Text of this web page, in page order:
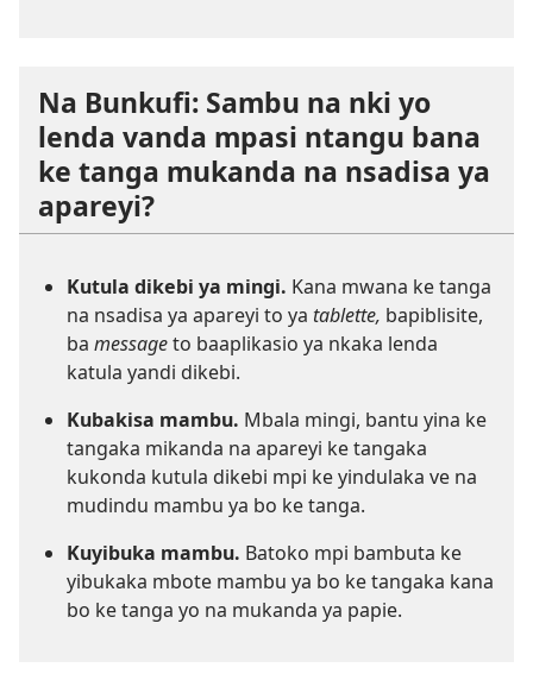
Na Bunkufi: Sambu na nki yo
lenda vanda mpasi ntangu bana
ke tanga mukanda na nsadisa ya
apareyi?
Kutula dikebi ya mingi. Kana mwana ke tanga
na nsadisa ya apareyi to ya tablette, bapiblisite,
ba messageto baaplikasio ya nkaka lenda
katula yandi dikebi.
Kubakisa mambu. Mbala mingi, bantu yina ke
tangaka mikanda na apareyi ke tangaka
kukonda kutula dikebi mpi ke yindulaka ve na
mudindu mambu ya bo ke tanga.
Kuyibuka mambu. Batoko mpi bambuta ke
yibukaka mbote mambu ya bo ke tangaka kana
bo ke tanga yo na mukanda ya papie.